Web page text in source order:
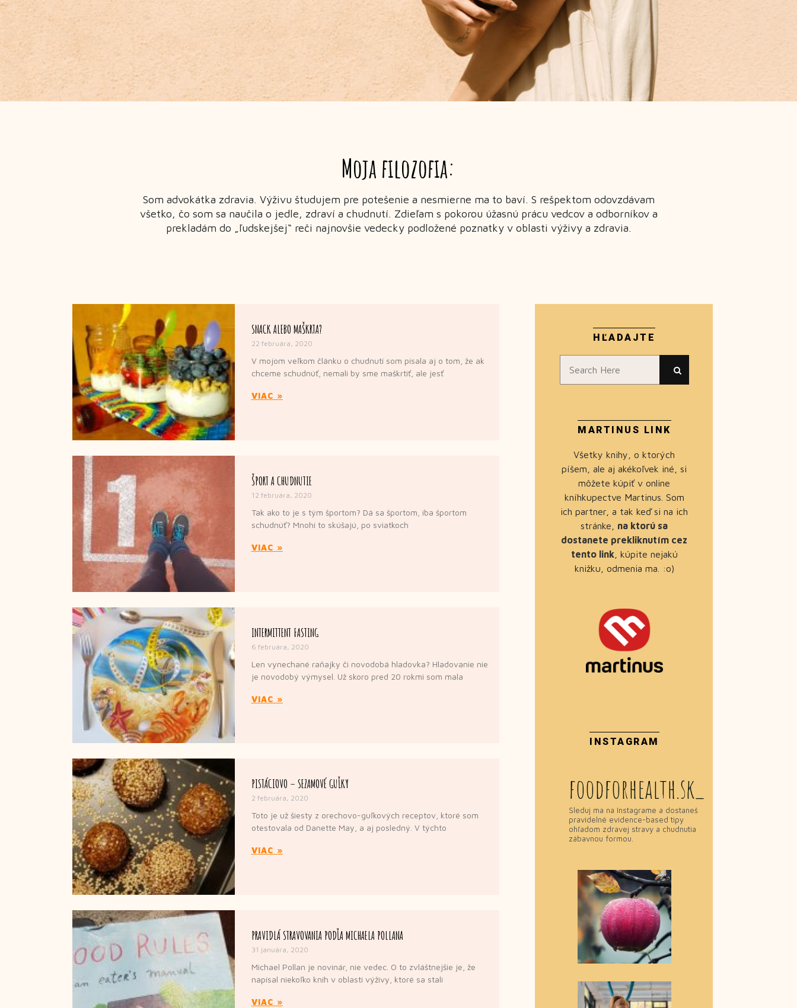
Moja filozofia:
Som advokátka zdravia. Výživu študujem pre potešenie a nesmierne ma to baví. S rešpektom odovzdávam
všetko, čo som sa naučila o jedle, zdraví a chudnutí. Zdieľam s pokorou úžasnú prácu vedcov a odborníkov a
prekladám do „ľudskejšej“ reči najnovšie vedecky podložené poznatky v oblasti výživy a zdravia.
SNACK ALEBO MAŠKRTA?
22 februára, 2020
V mojom veľkom článku o chudnutí som písala aj o tom, že ak
chceme schudnúť, nemali by sme maškrtiť, ale jesť
VIAC »
ŠPORT A CHUDNUTIE
12 februára, 2020
Tak ako to je s tým športom? Dá sa športom, iba športom
schudnúť? Mnohí to skúšajú, po sviatkoch
VIAC »
INTERMITTENT FASTING
6 februára, 2020
Len vynechané raňajky či novodobá hladovka? Hladovanie nie
je novodobý výmysel. Už skoro pred 20 rokmi som mala
VIAC »
PISTÁCIOVO – SEZAMOVÉ GUĽKY
2 februára, 2020
Toto je už šiesty z orechovo-guľkových receptov, ktoré som
otestovala od Danette May, a aj posledný. V týchto
VIAC »
PRAVIDLÁ STRAVOVANIA PODĽA MICHAELA POLLANA
31 januára, 2020
Michael Pollan je novinár, nie vedec. O to zvláštnejšie je, že
napísal niekoľko kníh v oblasti výživy, ktoré sa stali
VIAC »
HĽADAJTE
MARTINUS LINK
Všetky knihy, o ktorých
píšem, ale aj akékoľvek iné, si
môžete kúpiť v online
kníhkupectve Martinus. Som
ich partner, a tak keď si na ich
stránke, na ktorú sa
dostanete prekliknutím cez
tento link, kúpite nejakú
knižku, odmenia ma. :o)
INSTAGRAM
foodforhealth.sk_
Sleduj ma na Instagrame a dostaneš
pravidelné evidence-based tipy
ohľadom zdravej stravy a chudnutia
zábavnou formou.